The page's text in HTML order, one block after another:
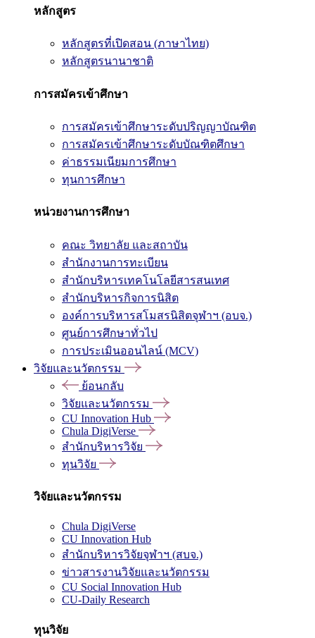
หลักสูตร
หลักสูตรที่เปิดสอน (ภาษาไทย)
หลักสูตรนานาชาติ
การสมัครเข้าศึกษา
การสมัครเข้าศึกษาระดับปริญญาบัณฑิต
การสมัครเข้าศึกษาระดับบัณฑิตศึกษา
ค่าธรรมเนียมการศึกษา
ทุนการศึกษา
หน่วยงานการศึกษา
คณะ วิทยาลัย และสถาบัน
สำนักงานการทะเบียน
สำนักบริหารเทคโนโลยีสารสนเทศ
สำนักบริหารกิจการนิสิต
องค์การบริหารสโมสรนิสิตจุฬาฯ (อบจ.)
ศูนย์การศึกษาทั่วไป
การประเมินออนไลน์ (MCV)
วิจัยและนวัตกรรม
ย้อนกลับ
วิจัยและนวัตกรรม
CU Innovation Hub
Chula DigiVerse
สำนักบริหารวิจัย
ทุนวิจัย
วิจัยและนวัตกรรม
Chula DigiVerse
CU Innovation Hub
สำนักบริหารวิจัยจุฬาฯ (สบจ.)
ข่าวสารงานวิจัยและนวัตกรรม
CU Social Innovation Hub
CU-Daily Research
ทุนวิจัย